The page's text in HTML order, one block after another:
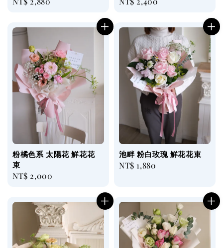
粉橘色系 太陽花 鮮花花
束
Regular
NT$ 2,000
池畔 粉白玫瑰 鮮花花束
Regular
NT$ 1,880